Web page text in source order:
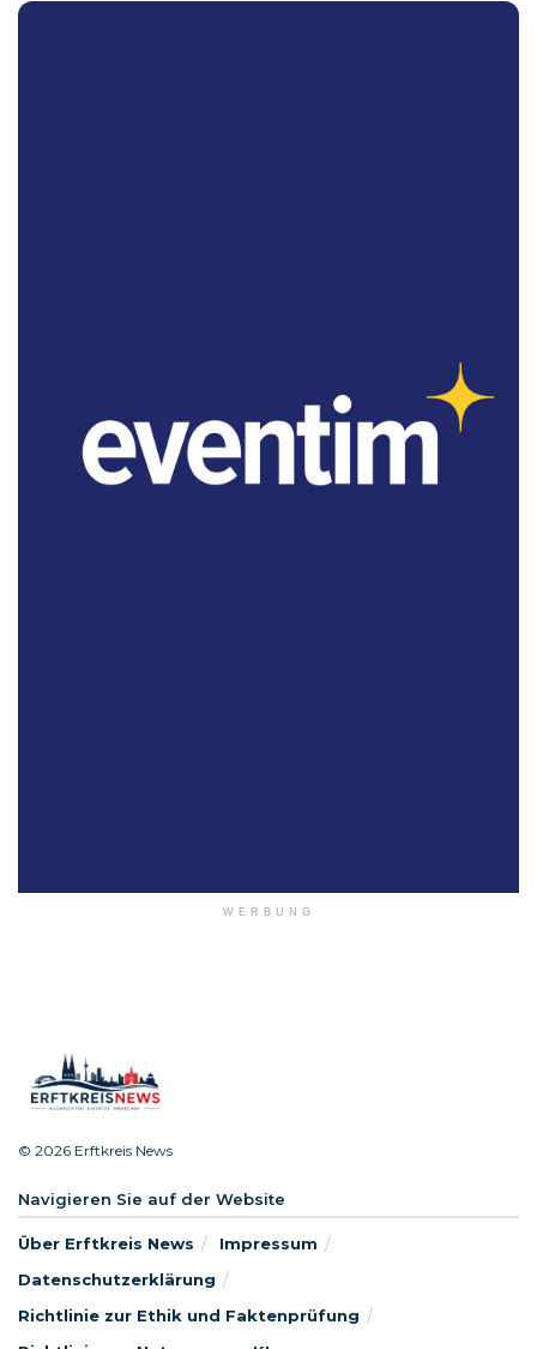
WERBUNG
© 2026 Erftkreis News
Navigieren Sie auf der Website
Über Erftkreis News
Impressum
Datenschutzerklärung
Richtlinie zur Ethik und Faktenprüfung